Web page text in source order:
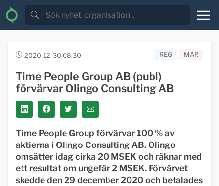
2020-12-30 08:30 REG MAR
Time People Group AB (publ)
förvärvar Olingo Consulting AB
Time People Group förvärvar 100 % av
aktierna i Olingo Consulting AB. Olingo
omsätter idag cirka 20 MSEK och räknar med
ett resultat om ungefär 2 MSEK. Förvärvet
skedde den 29 december 2020 och betalades